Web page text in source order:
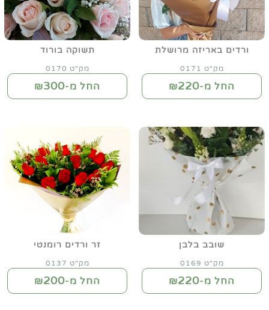
ורדים באריזה מרושלת
מק"ט 0171
החל מ-₪220
תשוקה בורוד
מק"ט 0170
החל מ-₪300
שובב בלבן
מק"ט 0169
החל מ-₪220
זר ורדים רומנטי
מק"ט 0137
החל מ-₪200